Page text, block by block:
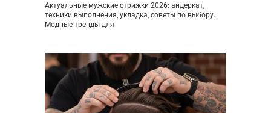
Актуальные мужские стрижки 2026: андеркат,
техники выполнения, укладка, советы по выбору.
Модные тренды для